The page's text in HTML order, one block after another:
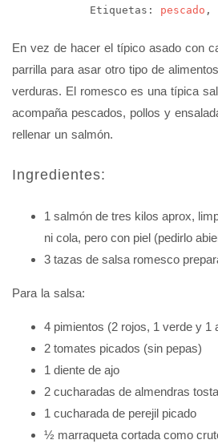
Etiquetas: pescado ,
En vez de hacer el típico asado con
parrilla para asar otro tipo de
verduras. El romesco es una típica
acompaña pescados, pollos y
rellenar un salmón.
Ingredientes:
1 salmón de tres kilos aprox,
ni cola, pero con piel (pedirlo
3 tazas de salsa romesco
Para la salsa:
4 pimientos (2 rojos, 1 verde y 1
2 tomates picados (sin pepas)
1 diente de ajo
2 cucharadas de almendras
1 cucharada de perejil picado
½ marraqueta cortada como